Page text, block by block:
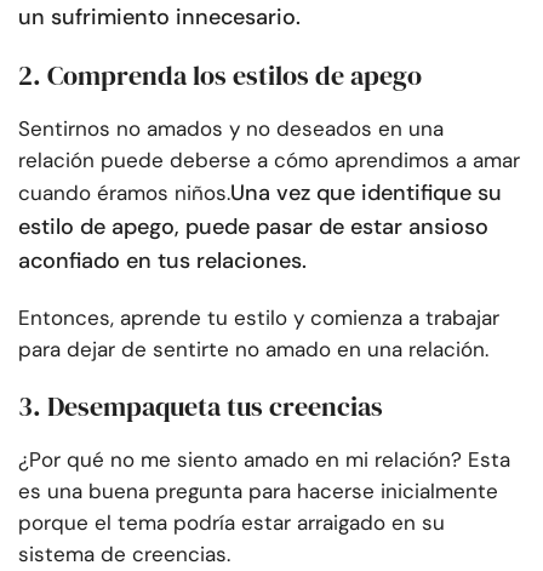
un sufrimiento innecesario.
2. Comprenda los estilos de apego
Sentirnos no amados y no deseados en una
relación puede deberse a cómo aprendimos a amar
cuando éramos niños.Una vez que identifique su
estilo de apego, puede pasar de estar ansioso
aconfiado en tus relaciones.
Entonces, aprende tu estilo y comienza a trabajar
para dejar de sentirte no amado en una relación.
3. Desempaqueta tus creencias
¿Por qué no me siento amado en mi relación? Esta
es una buena pregunta para hacerse inicialmente
porque el tema podría estar arraigado en su
sistema de creencias.